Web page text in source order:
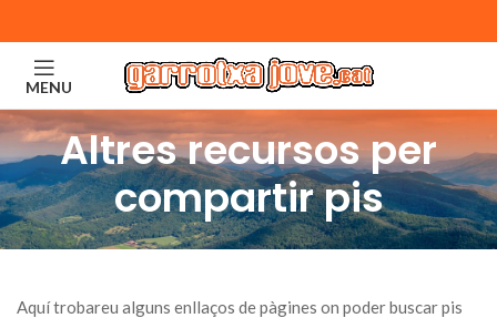
MENU
Altres recursos per
compartir pis
Aquí trobareu alguns enllaços de pàgines on poder buscar pis